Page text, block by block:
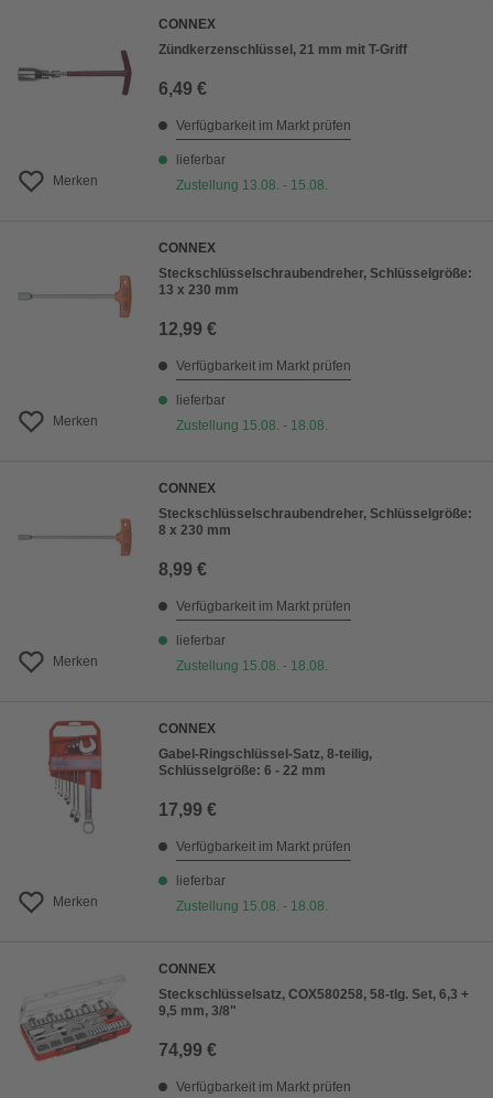
Merken
CONNEX
Zündkerzenschlüssel, 21 mm mit T-Griff
6,49 €
Verfügbarkeit im Markt prüfen
lieferbar
Zustellung 13.08. - 15.08.
Merken
CONNEX
Steckschlüsselschraubendreher, Schlüsselgröße:
13 x 230 mm
12,99 €
Verfügbarkeit im Markt prüfen
lieferbar
Zustellung 15.08. - 18.08.
Merken
CONNEX
Steckschlüsselschraubendreher, Schlüsselgröße:
8 x 230 mm
8,99 €
Verfügbarkeit im Markt prüfen
lieferbar
Zustellung 15.08. - 18.08.
Merken
CONNEX
Gabel-Ringschlüssel-Satz, 8-teilig,
Schlüsselgröße: 6 - 22 mm
17,99 €
Verfügbarkeit im Markt prüfen
lieferbar
Zustellung 15.08. - 18.08.
CONNEX
Steckschlüsselsatz, COX580258, 58-tlg. Set, 6,3 +
9,5 mm, 3/8"
74,99 €
Verfügbarkeit im Markt prüfen